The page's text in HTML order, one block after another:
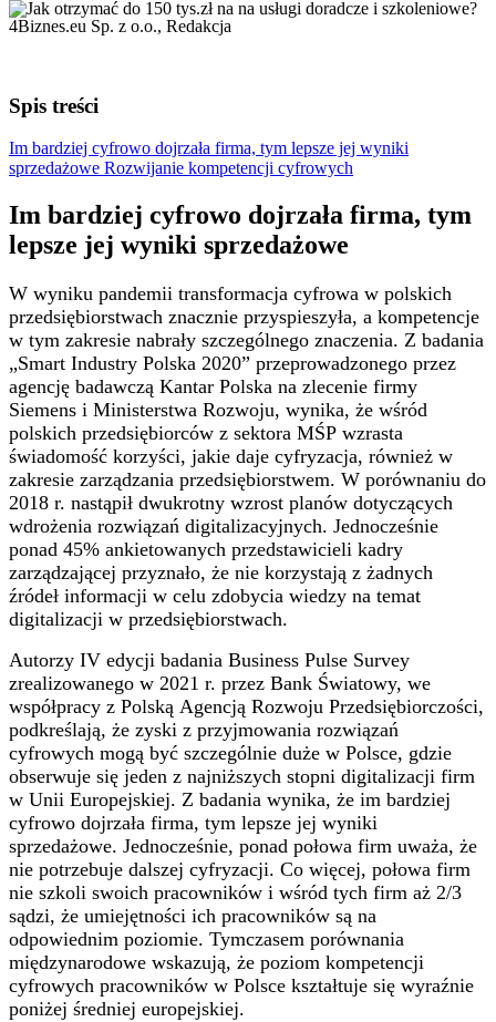
4Biznes.eu Sp. z o.o., Redakcja
Spis treści
Im bardziej cyfrowo dojrzała firma, tym lepsze jej wyniki
sprzedażowe Rozwijanie kompetencji cyfrowych
Im bardziej cyfrowo dojrzała firma, tym
lepsze jej wyniki sprzedażowe
W wyniku pandemii transformacja cyfrowa w polskich
przedsiębiorstwach znacznie przyspieszyła, a kompetencje
w tym zakresie nabrały szczególnego znaczenia. Z badania
„Smart Industry Polska 2020” przeprowadzonego przez
agencję badawczą Kantar Polska na zlecenie firmy
Siemens i Ministerstwa Rozwoju, wynika, że ​​wśród
polskich przedsiębiorców z sektora MŚP wzrasta
świadomość korzyści, jakie daje cyfryzacja, również w
zakresie zarządzania przedsiębiorstwem. W porównaniu do
2018 r. nastąpił dwukrotny wzrost planów dotyczących
wdrożenia rozwiązań digitalizacyjnych. Jednocześnie
ponad 45% ankietowanych przedstawicieli kadry
zarządzającej przyznało, że nie korzystają z żadnych
źródeł informacji w celu zdobycia wiedzy na temat
digitalizacji w przedsiębiorstwach.
Autorzy IV edycji badania Business Pulse Survey
zrealizowanego w 2021 r. przez Bank Światowy, we
współpracy z Polską Agencją Rozwoju Przedsiębiorczości,
podkreślają, że zyski z przyjmowania rozwiązań
cyfrowych mogą być szczególnie duże w Polsce, gdzie
obserwuje się jeden z najniższych stopni digitalizacji firm
w Unii Europejskiej. Z badania wynika, że im bardziej
cyfrowo dojrzała firma, tym lepsze jej wyniki
sprzedażowe. Jednocześnie, ponad połowa firm uważa, że
nie potrzebuje dalszej cyfryzacji. Co więcej, połowa firm
nie szkoli swoich pracowników i wśród tych firm aż 2/3
sądzi, że umiejętności ich pracowników są na
odpowiednim poziomie. Tymczasem porównania
międzynarodowe wskazują, że poziom kompetencji
cyfrowych pracowników w Polsce kształtuje się wyraźnie
poniżej średniej europejskiej.